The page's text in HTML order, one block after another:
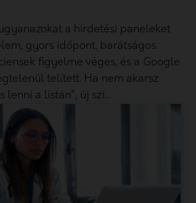
a hirdetési paneleket
gyors időpont, barátságos
figyelme véges, és a Google
telített. Ha nem akarsz
lenni a listán”, új szi...